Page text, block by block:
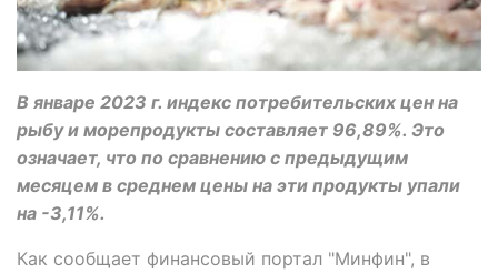
В январе 2023 г. индекс потребительских цен на
рыбу и морепродукты составляет 96,89%. Это
означает, что по сравнению с предыдущим
месяцем в среднем цены на эти продукты упали
на -3,11%.
Как сообщает финансовый портал "Минфин", в